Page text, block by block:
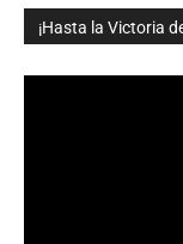
¡Hasta la Victoria